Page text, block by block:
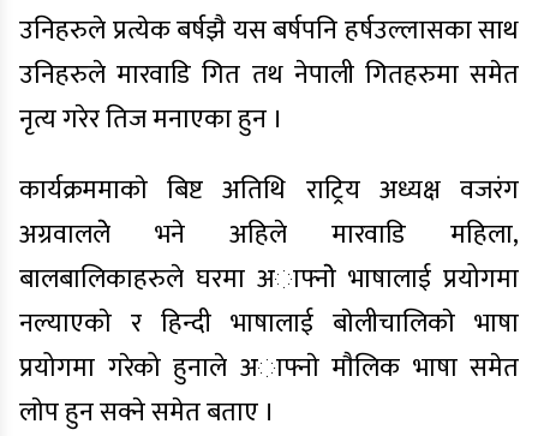
उनिहरुले प्रत्येक बर्षझै यस बर्षपनि हर्षउल्लासका साथ
उनिहरुले मारवाडि गित तथ नेपाली गितहरुमा समेत
नृत्य गरेर तिज मनाएका हुन ।
कार्यक्रममाकाे बिष्ट अतिथि राट्रिय अध्यक्ष वजरंग
अग्रवाललेे भने अहिले मारवाडि महिला,
बालबालिकाहरुले घरमा अाफ्नाेे भाषालाई प्रयोगमा
नल्याएकाे र हिन्दी भाषालाई बाेलीचालिकाे भाषा
प्रयोगमा गरेको हुनाले अाफ्नाे माैलिक भाषा समेत
लाेप हुन सक्ने समेत बताए ।